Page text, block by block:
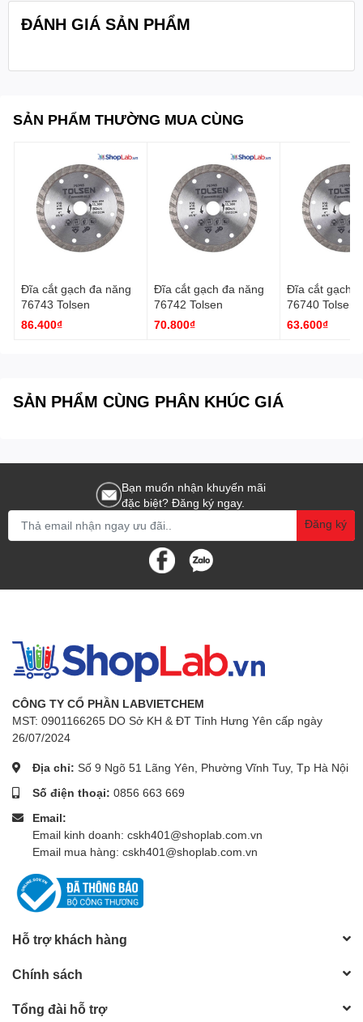
ĐÁNH GIÁ SẢN PHẨM
SẢN PHẨM THƯỜNG MUA CÙNG
Đĩa cắt gạch đa năng
76743 Tolsen
86.400₫
Đĩa cắt gạch đa năng
76742 Tolsen
70.800₫
Đĩa cắt gạch đa năng
76740 Tolsen
63.600₫
SẢN PHẨM CÙNG PHÂN KHÚC GIÁ
Bạn muốn nhận khuyến mãi
đặc biệt? Đăng ký ngay.
Đăng ký
CÔNG TY CỔ PHẦN LABVIETCHEM
MST: 0901166265 DO Sở KH & ĐT Tỉnh Hưng Yên cấp ngày
26/07/2024
Địa chỉ: Số 9 Ngõ 51 Lãng Yên, Phường Vĩnh Tuy, Tp Hà Nội
Số điện thoại: 0856 663 669
Email:
Email kinh doanh: cskh401@shoplab.com.vn
Email mua hàng: cskh401@shoplab.com.vn
Hỗ trợ khách hàng
Chính sách
Tổng đài hỗ trợ